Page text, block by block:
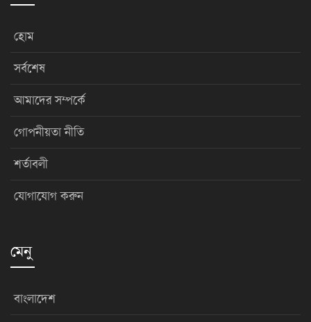
হোম
সর্বশেষ
আমাদের সম্পর্কে
গোপনীয়তা নীতি
শর্তাবলী
যোগাযোগ করুন
মেনু
বাংলাদেশ